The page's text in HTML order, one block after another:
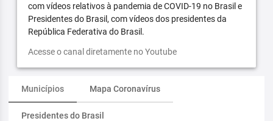
com vídeos relativos à pandemia de COVID-19 no Brasil e
Presidentes do Brasil, com vídeos dos presidentes da
República Federativa do Brasil.
Acesse o canal diretamente no Youtube
Municípios Mapa Coronavírus
Presidentes do Brasil